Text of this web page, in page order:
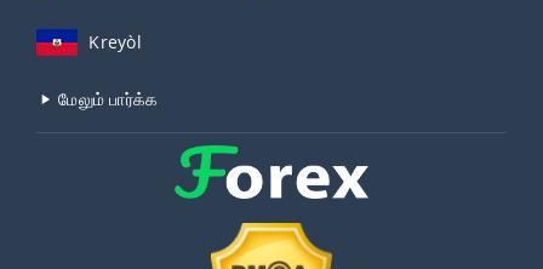
Kreyòl
மேலும் பார்க்க